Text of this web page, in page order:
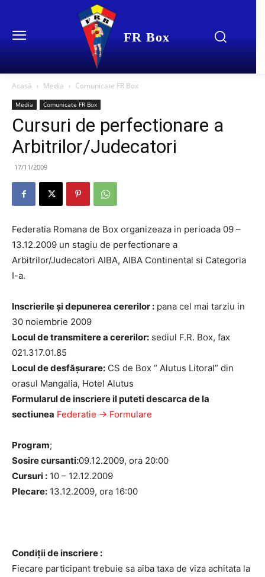
FR Box
Acasă Media Comunicate FR Box
Media Comunicate FR Box
Cursuri de perfectionare a
Arbitrilor/Judecatori
17/11/2009
Federatia Romana de Box organizeaza in perioada 09 –
13.12.2009 un stagiu de perfectionare a
Arbitrilor/Judecatori AIBA, AIBA Continental si Categoria
I-a.
Inscrierile şi depunerea cererilor : pana cel mai tarziu in
30 noiembrie 2009
Locul de transmitere a cererilor: sediul F.R. Box, fax
021.317.01.85
Locul de desfăşurare: CS de Box “ Alutus Litoral” din
orasul Mangalia, Hotel Alutus
Formularul de inscriere il puteti descarca de la
sectiunea Federatie -> Formulare
Program;
Sosire cursanti:09.12.2009, ora 20:00
Cursuri : 10 – 12.12.2009
Plecare: 13.12.2009, ora 16:00
Condiţii de inscriere :
Fiecare participant trebuie sa aiba taxa de viza achitata la